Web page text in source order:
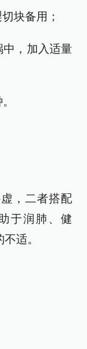
块备用；
，加入适量
，二者搭配
于润肺、健
适。